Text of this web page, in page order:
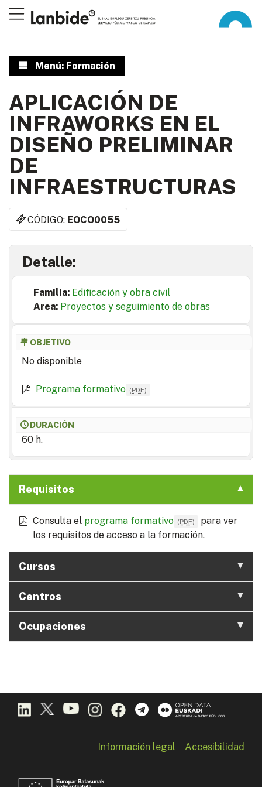
Menú: Formación
APLICACIÓN DE
INFRAWORKS EN EL
DISEÑO PRELIMINAR
DE
INFRAESTRUCTURAS
CÓDIGO: EOCO0055
Detalle:
Familia: Edificación y obra civil
Area: Proyectos y seguimiento de obras
OBJETIVO
No disponible
Programa formativo (PDF)
DURACIÓN
60 h.
Requisitos
Consulta el programa formativo (PDF)
para ver
los requisitos de acceso a la formación.
Cursos
Centros
Ocupaciones
Información legal Accesibilidad